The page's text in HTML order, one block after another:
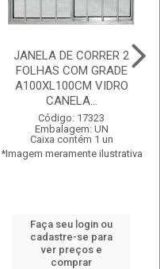
JANELA DE CORRER 2
FOLHAS COM GRADE
A100XL100CM VIDRO
CANELA...
Código: 17323
Embalagem: UN
Caixa contém 1 un
*Imagem meramente ilustrativa
Faça seu login ou
cadastre-se para
ver preços e
comprar